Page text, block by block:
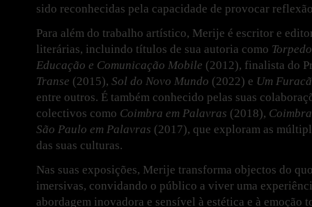
sido reconhecidas pela capacidade de provocar
Para além do trabalho artístico, Merije é escritor e
literárias, incluindo títulos de sua autoria como
Educação e Comunicação Mobile (2012), finalista do
Transe (2015), Sol do Novo Mundo (2022) e Um
entre outros. É também conhecido pelas suas
colectivos como Coimbra em Palavras (2018),
São Paulo em Palavras (2017), que exploram as
das suas culturas.
Nas suas exposições, Merije transforma objectos do
imersivas, convidando o público a viver uma
abordagem inovadora e sensível à estética e à emoção